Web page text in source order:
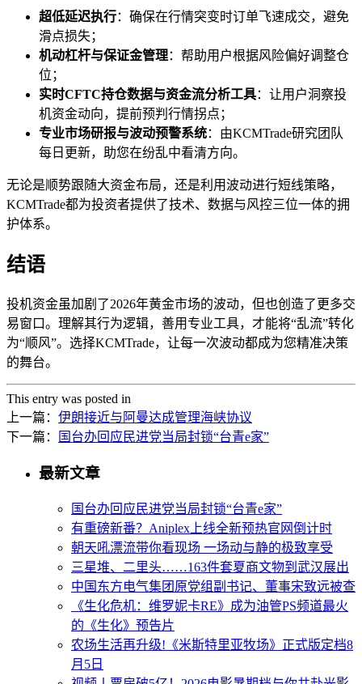
超低延迟执行：确保在行情突变时订单飞速成交，避免
滑点损失；
机动杠杆与保证金管理：帮助用户根据风险偏好调整仓
位；
实时CFTC持仓数据与资金流分析工具：让用户洞察投
机资金动向，提前预判行情拐点；
专业市场研报与波动预警系统：由KCMTrade研究团队
每日更新，助您在纷乱中看清方向。
无论是顺势跟随大资金布局，还是利用波动进行短线策略，
KCMTrade都为投资者提供了技术、数据与风控三位一体的拥
护体系。
结语
投机资金虽加剧了2026年黄金市场的波动，但也创造了更多交
易窗口。理解其行为逻辑，善用专业工具，才能将“乱流”转化
为“顺风”。选择KCMTrade，让每一次波动都成为您精准决策
的舞台。
This entry was posted in
上一篇： 伊朗接近与阿曼达成管理海峡协议
下一篇：
国台办回应民进党当局封锁“台青e家”
最新文章
国台办回应民进党当局封锁“台青e家”
有重磅新番？Aniplex上线全新预热官网倒计时
朝天吼漂流带你看现场 一场动与静的极致享受
三星堆、二里头……163件套夏商文物到武汉展出
中国东方电气集团原党组副书记、董事宋致远被查
《生化危机：维罗妮卡RE》成为油管PS频道最火
的《生化》预告片
农场生活再升级!《米斯特里亚牧场》正式版定档8
月5日